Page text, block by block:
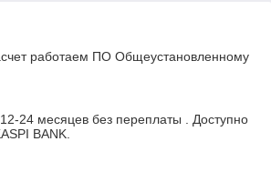
работаем ПО Общеустановленному
24 месяцев без переплаты . Доступно
BANK.